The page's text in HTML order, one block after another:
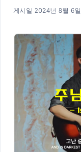
게시일 2024년 8월 6일